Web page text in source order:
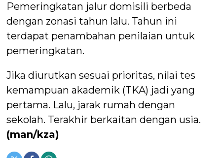
Pemeringkatan jalur domisili berbeda
dengan zonasi tahun lalu. Tahun ini
terdapat penambahan penilaian untuk
pemeringkatan.
Jika diurutkan sesuai prioritas, nilai tes
kemampuan akademik (TKA) jadi yang
pertama. Lalu, jarak rumah dengan
sekolah. Terakhir berkaitan dengan usia.
(man/kza)